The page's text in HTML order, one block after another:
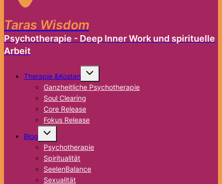
Taras Wisdom
Psychotherapie - Deep Inner Work und spirituelle
Arbeit
Therapie &Kosten
Untermenü
Ganzheitliche Psychotherapie
Soul Clearing
Core Release
Fokus Release
Blog
Untermenü
Psychotherapie
Spiritualität
SeelenBalance
Sexualität